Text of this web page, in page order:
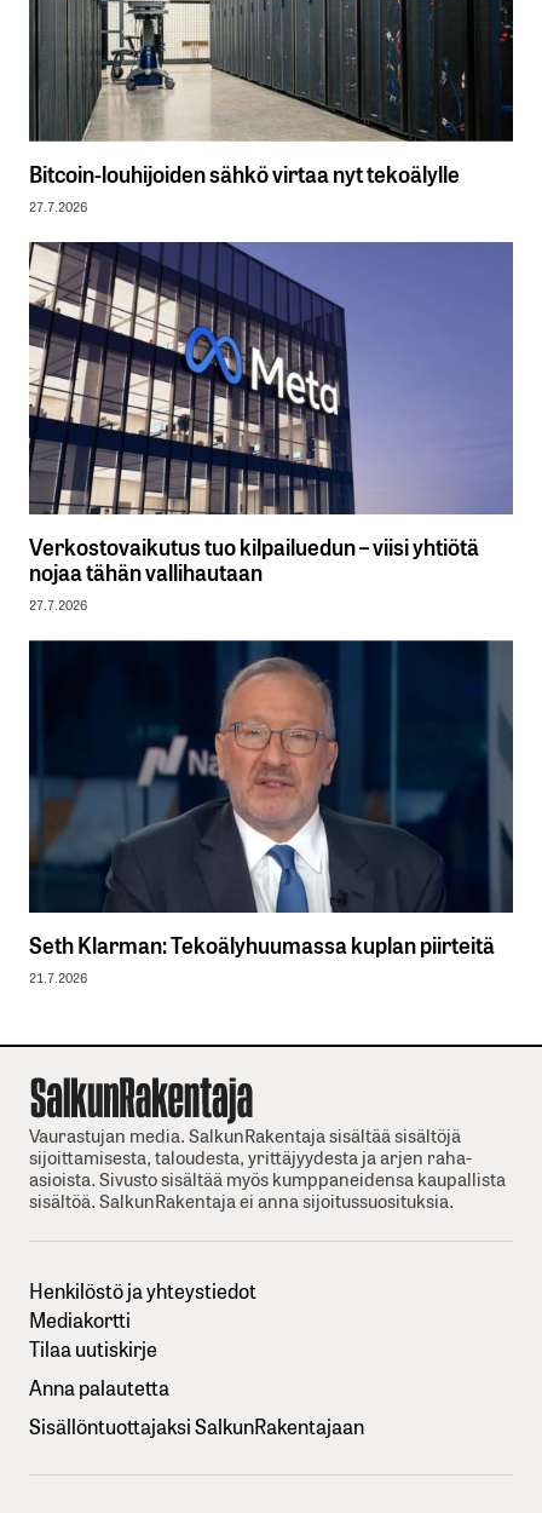
Bitcoin-louhijoiden sähkö virtaa nyt tekoälylle
27.7.2026
Verkostovaikutus tuo kilpailuedun – viisi yhtiötä
nojaa tähän vallihautaan
27.7.2026
Seth Klarman: Tekoälyhuumassa kuplan piirteitä
21.7.2026
Vaurastujan media. SalkunRakentaja sisältää sisältöjä
sijoittamisesta, taloudesta, yrittäjyydesta ja arjen raha-
asioista. Sivusto sisältää myös kumppaneidensa kaupallista
sisältöä. SalkunRakentaja ei anna sijoitussuosituksia.
Henkilöstö ja yhteystiedot
Mediakortti
Tilaa uutiskirje
Anna palautetta
Sisällöntuottajaksi SalkunRakentajaan